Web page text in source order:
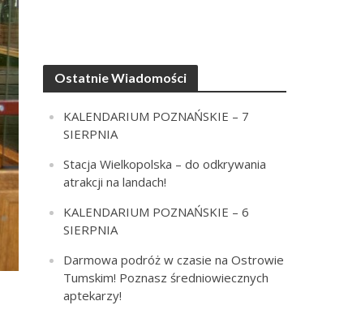
Ostatnie Wiadomości
KALENDARIUM POZNAŃSKIE – 7
SIERPNIA
Stacja Wielkopolska – do odkrywania
atrakcji na landach!
KALENDARIUM POZNAŃSKIE – 6
SIERPNIA
Darmowa podróż w czasie na Ostrowie
Tumskim! Poznasz średniowiecznych
aptekarzy!